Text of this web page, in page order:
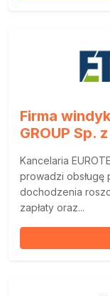
Firma
GROUP Sp.
Kancelaria
prowadzi
dochodzenia
zapłaty oraz...